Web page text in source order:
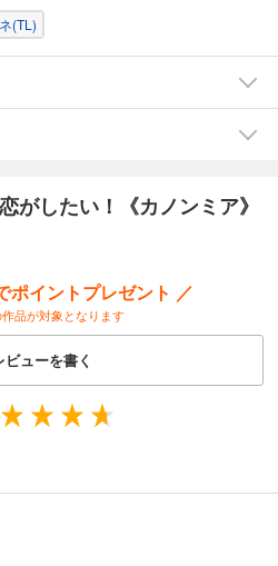
(TL)
がしたい！《カノンミア》
ポイントプレゼント ／
品が対象となります
ビューを書く